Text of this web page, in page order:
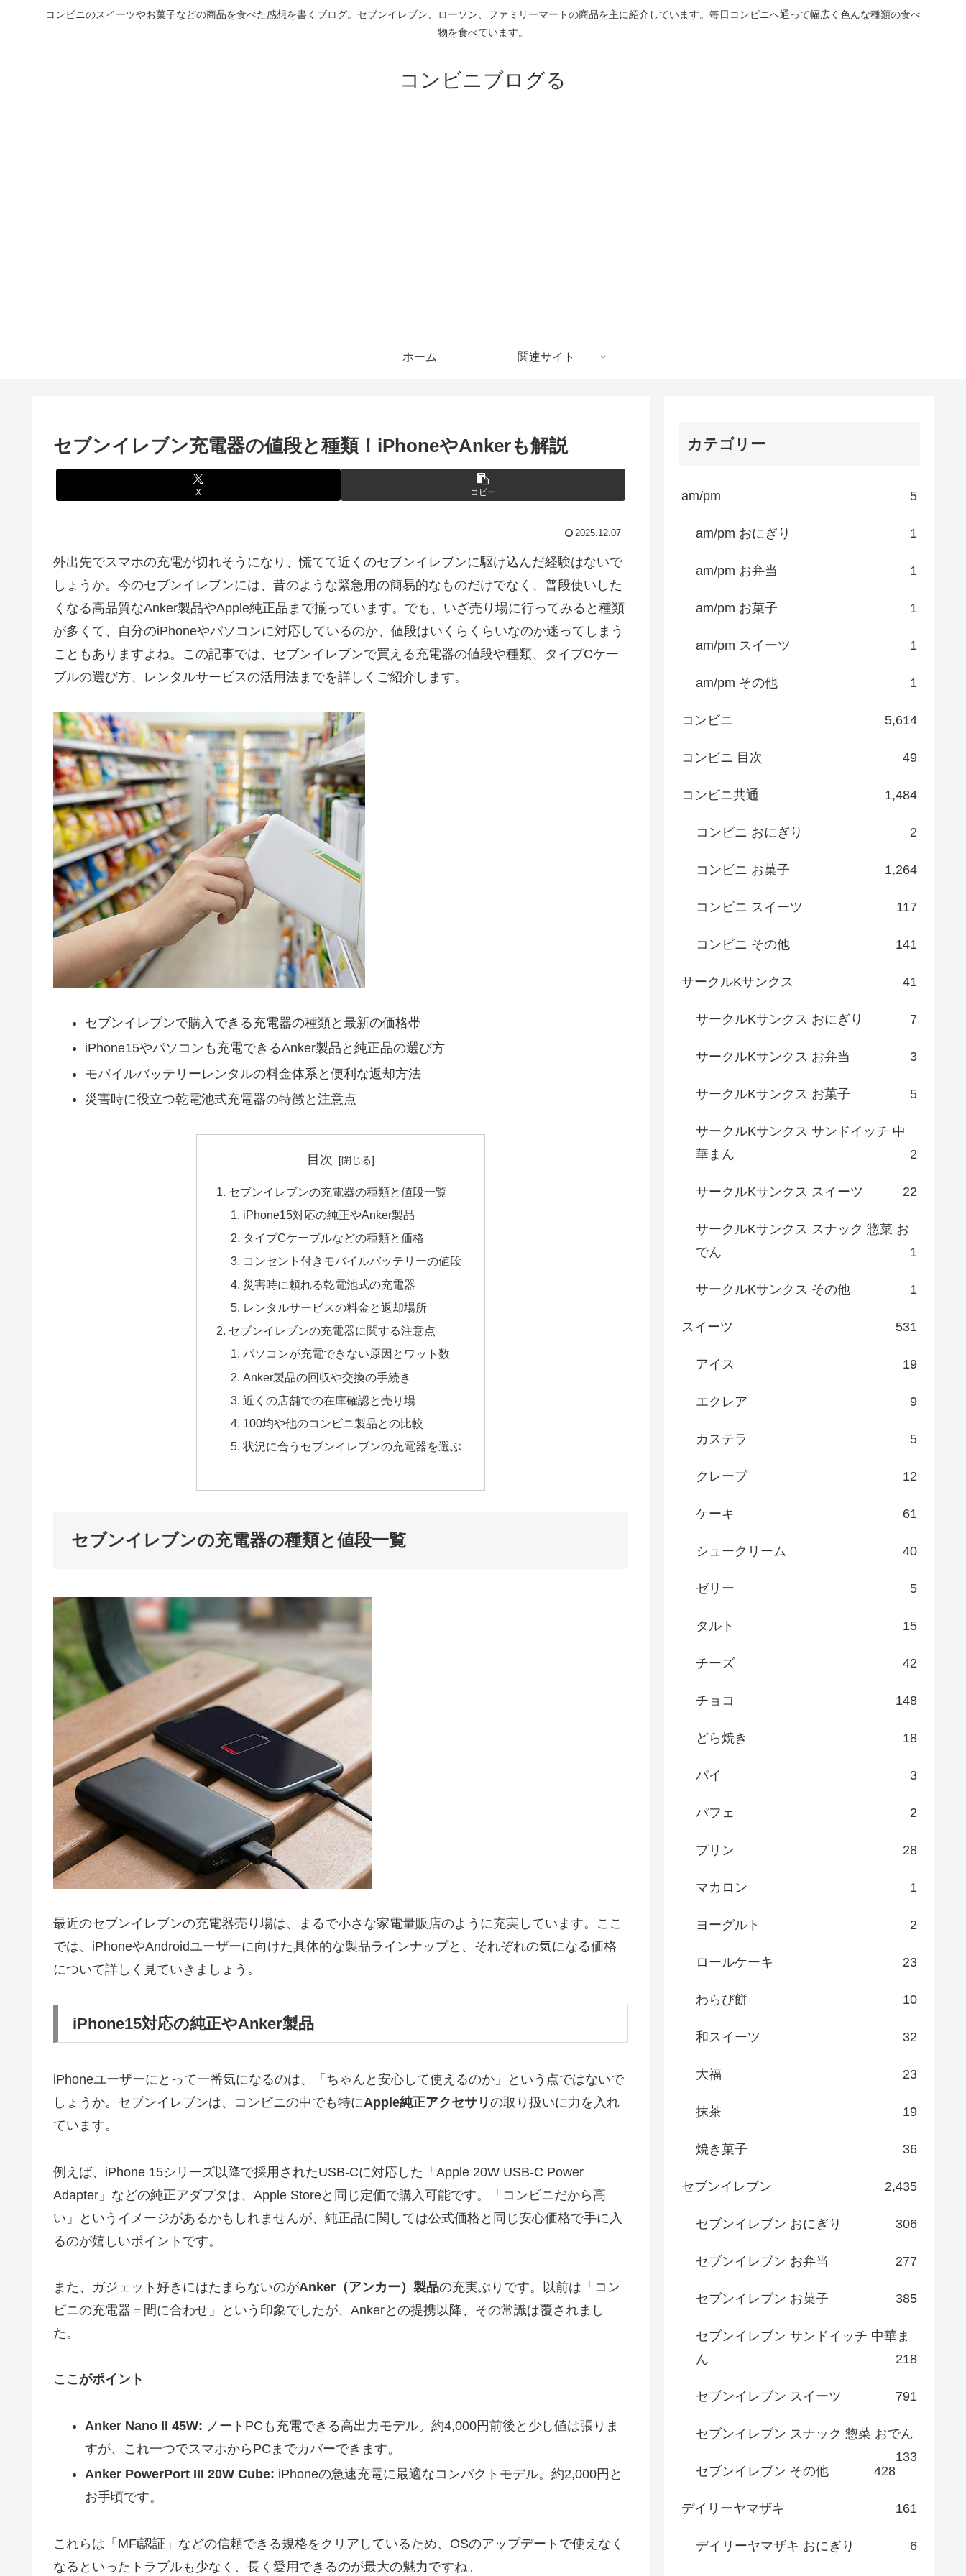
コンビニのスイーツやお菓子などの商品を食べた感想を書くブログ。セブンイレブン、ローソン、ファミリーマートの商品を主に紹介しています。毎日コンビニへ通って幅広く色んな種類の食べ
物を食べています。
コンビニブログる
ホーム 関連サイト
セブンイレブン充電器の値段と種類！iPhoneやAnkerも解説
X コピー
2025.12.07
外出先でスマホの充電が切れそうになり、慌てて近くのセブンイレブンに駆け込んだ経験はないで
しょうか。今のセブンイレブンには、昔のような緊急用の簡易的なものだけでなく、普段使いした
くなる高品質なAnker製品やApple純正品まで揃っています。でも、いざ売り場に行ってみると種類
が多くて、自分のiPhoneやパソコンに対応しているのか、値段はいくらくらいなのか迷ってしまう
こともありますよね。この記事では、セブンイレブンで買える充電器の値段や種類、タイプCケー
ブルの選び方、レンタルサービスの活用法までを詳しくご紹介します。
セブンイレブンで購入できる充電器の種類と最新の価格帯
iPhone15やパソコンも充電できるAnker製品と純正品の選び方
モバイルバッテリーレンタルの料金体系と便利な返却方法
災害時に役立つ乾電池式充電器の特徴と注意点
目次
セブンイレブンの充電器の種類と値段一覧
iPhone15対応の純正やAnker製品
タイプCケーブルなどの種類と価格
コンセント付きモバイルバッテリーの値段
災害時に頼れる乾電池式の充電器
レンタルサービスの料金と返却場所
セブンイレブンの充電器に関する注意点
パソコンが充電できない原因とワット数
Anker製品の回収や交換の手続き
近くの店舗での在庫確認と売り場
100均や他のコンビニ製品との比較
状況に合うセブンイレブンの充電器を選ぶ
セブンイレブンの充電器の種類と値段一覧
最近のセブンイレブンの充電器売り場は、まるで小さな家電量販店のように充実しています。ここ
では、iPhoneやAndroidユーザーに向けた具体的な製品ラインナップと、それぞれの気になる価格
について詳しく見ていきましょう。
iPhone15対応の純正やAnker製品
iPhoneユーザーにとって一番気になるのは、「ちゃんと安心して使えるのか」という点ではないで
しょうか。セブンイレブンは、コンビニの中でも特にApple純正アクセサリ の取り扱いに力を入れ
ています。
例えば、iPhone 15シリーズ以降で採用されたUSB-Cに対応した「Apple 20W USB-C Power
Adapter」などの純正アダプタは、Apple Storeと同じ定価で購入可能です。「コンビニだから高
い」というイメージがあるかもしれませんが、純正品に関しては公式価格と同じ安心価格で手に入
るのが嬉しいポイントです。
また、ガジェット好きにはたまらないのがAnker（アンカー）製品の充実ぶりです。以前は「コン
ビニの充電器＝間に合わせ」という印象でしたが、Ankerとの提携以降、その常識は覆されまし
た。
ここがポイント
Anker Nano II 45W: ノートPCも充電できる高出力モデル。約4,000円前後と少し値は張りま
すが、これ一つでスマホからPCまでカバーできます。
Anker PowerPort III 20W Cube: iPhoneの急速充電に最適なコンパクトモデル。約2,000円と
お手頃です。
これらは「MFi認証」などの信頼できる規格をクリアしているため、OSのアップデートで使えなく
なるといったトラブルも少なく、長く愛用できるのが最大の魅力ですね。
カテゴリー
am/pm 5
am/pm おにぎり 1
am/pm お弁当 1
am/pm お菓子 1
am/pm スイーツ 1
am/pm その他 1
コンビニ 5,614
コンビニ 目次 49
コンビニ共通 1,484
コンビニ おにぎり 2
コンビニ お菓子 1,264
コンビニ スイーツ 117
コンビニ その他 141
サークルKサンクス 41
サークルKサンクス おにぎり 7
サークルKサンクス お弁当 3
サークルKサンクス お菓子 5
サークルKサンクス サンドイッチ 中
華まん
2
サークルKサンクス スイーツ 22
サークルKサンクス スナック 惣菜 お
でん
1
サークルKサンクス その他 1
スイーツ 531
アイス 19
エクレア 9
カステラ 5
クレープ 12
ケーキ 61
シュークリーム 40
ゼリー 5
タルト 15
チーズ 42
チョコ 148
どら焼き 18
パイ 3
パフェ 2
プリン 28
マカロン 1
ヨーグルト 2
ロールケーキ 23
わらび餅 10
和スイーツ 32
大福 23
抹茶 19
焼き菓子 36
セブンイレブン 2,435
セブンイレブン おにぎり 306
セブンイレブン お弁当 277
セブンイレブン お菓子 385
セブンイレブン サンドイッチ 中華ま
ん
218
セブンイレブン スイーツ 791
セブンイレブン スナック 惣菜 おでん
133
セブンイレブン その他
428
デイリーヤマザキ 161
デイリーヤマザキ おにぎり 6